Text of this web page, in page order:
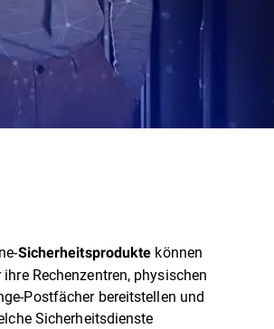
Sicherheitsprodukte können
Rechenzentren, physischen
Postfächer bereitstellen und
Sicherheitsdienste